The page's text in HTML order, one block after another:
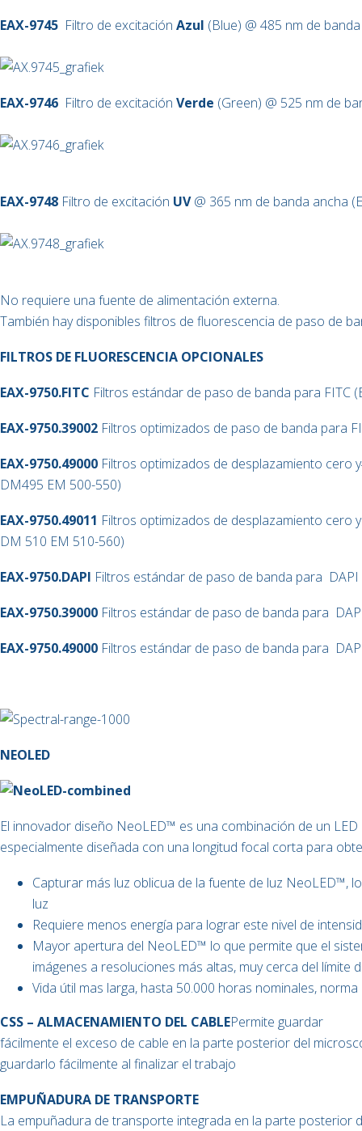
EAX-9745 Filtro de excitación Azul (Blue) @ 485 nm de
EAX-9746 Filtro de excitación Verde (Green) @ 525 nm de
EAX-9748 Filtro de excitación UV@ 365 nm de banda ancha
No requiere una fuente de alimentación externa.
También hay disponibles filtros de fluorescencia de paso de
FILTROS DE FLUORESCENCIA OPCIONALES
EAX-9750.FITC Filtros estándar de paso de banda para FITC
EAX-9750.39002 Filtros optimizados de paso de banda para
EAX-9750.49000 Filtros optimizados de desplazamiento cero
DM495 EM 500-550)
EAX-9750.49011 Filtros optimizados de desplazamiento cero
DM 510 EM 510-560)
EAX-9750.DAPI Filtros estándar de paso de banda para
EAX-9750.39000 Filtros estándar de paso de banda para
EAX-9750.49000 Filtros estándar de paso de banda para
NEOLED
El innovador diseño NeoLED™ es una combinación de un
especialmente diseñada con una longitud focal corta para
Capturar más luz oblicua de la fuente de luz NeoLED™,
luz
Requiere menos energía para lograr este nivel de
Mayor apertura del NeoLED™ lo que permite que el
imágenes a resoluciones más altas, muy cerca del límite
Vida útil mas larga, hasta 50.000 horas nominales, norma
CSS – ALMACENAMIENTO DEL CABLEPermite guardar
fácilmente el exceso de cable en la parte posterior del
guardarlo fácilmente al finalizar el trabajo
EMPUÑADURA DE TRANSPORTE
La empuñadura de transporte integrada en la parte posterior